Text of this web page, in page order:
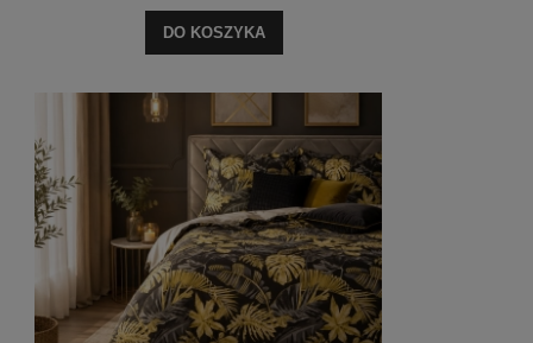
DO KOSZYKA